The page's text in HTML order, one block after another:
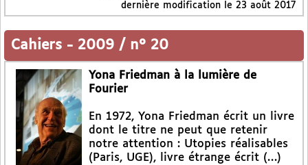
dernière modification le 23 août 2017
Cahiers - 2009 / n° 20
Yona Friedman à la lumière de
Fourier
En 1972, Yona Friedman écrit un livre
dont le titre ne peut que retenir
notre attention : Utopies réalisables
(Paris, UGE), livre étrange écrit (…)